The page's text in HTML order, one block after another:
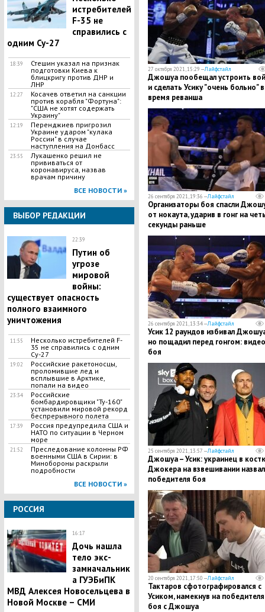
истребителей
F-35 не
справились с
одним Су-27
18:39
Стешин указал на признак
подготовки Киева к
блицкригу против ДНР и
ЛНР
12:27
​Косачев ответил на санкции
против корабля "Фортуна":
"США не хотят содержать
Украину"
12:19
Перенджиев пригрозил
Украине ударом "кулака
России" в случае
наступления на Донбасс
23:55
Лукашенко решил не
прививаться от
коронавируса, назвав
врачам причину
ВСЕ НОВОСТИ »
ВЫБОР РЕДАКЦИИ
22:39
Путин об
угрозе
мировой
войны:
существует опасность
полного взаимного
уничтожения
11:55
Несколько истребителей F-
35 не справились с одним
Су-27
19:02
Российские ракетоносцы,
проломившие лед и
всплывшие в Арктике,
попали на видео
23:34
Российские
бомбардировщики "Ту-160"
установили мировой рекорд
беспрерывного полета
17:39
Россия предупредила США и
НАТО по ситуации в Черном
море
21:52
Преследование колонны РФ
военными США в Сирии: в
Минобороны раскрыли
подробности
ВСЕ НОВОСТИ »
РОССИЯ
16:17
Дочь нашла
тело экс-
замначальник
а ГУЭБиПК
МВД Алексея Новосельцева в
Новой Москве – СМИ
27 октября 2021, 15:29 —Лайфстайл
Джошуа пообещал устроить
и сделать Усику "очень больно"
время реванша
26 сентября 2021, 19:36 —Лайфстайл
Организаторы боя спасли
от нокаута, ударив в гонг на
секунды раньше
26 сентября 2021, 13:34 —Лайфстайл
Усик 12 раундов избивал
но пощадил перед гонгом: видео
боя
25 сентября 2021, 13:57 —Лайфстайл
Джошуа – Усик: украинец в
Джокера на взвешивании назвал
победителя боя
20 сентября 2021, 17:50 —Лайфстайл
Тактаров сфотографировался с
Усиком, намекнув на победителя
боя с Джошуа